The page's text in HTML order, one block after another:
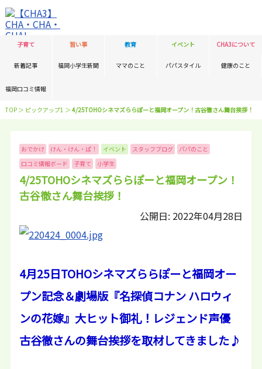
子育て 習い事 教育 イベント CHA3について
新着記事 福岡小学生新聞 ママのこと パパスタイル 健康のこと
福岡口コミ情報
TOP＞ ピックアップ1 ＞ 4/25TOHOシネマズららぽーと福岡オープン！古谷徹さん舞台挨拶！
おでかけ けん・けん・ぱ！ イベント スタッフブログ
パパのこと
口コミ情報ボード
子育て 小学生
4/25TOHOシネマズららぽーと福岡オープン！
古谷徹さん舞台挨拶！
公開日: 2022年04月28日
4月25日TOHOシネマズららぽーと福岡オー
プン記念＆劇場版『名探偵コナン ハロウィ
ンの花嫁』大ヒット御礼！レジェンド声優
古谷徹さんの舞台挨拶を取材してきました♪